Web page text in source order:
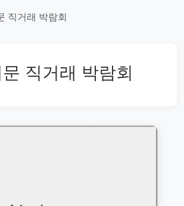
직거래 박람회
직거래 박람회